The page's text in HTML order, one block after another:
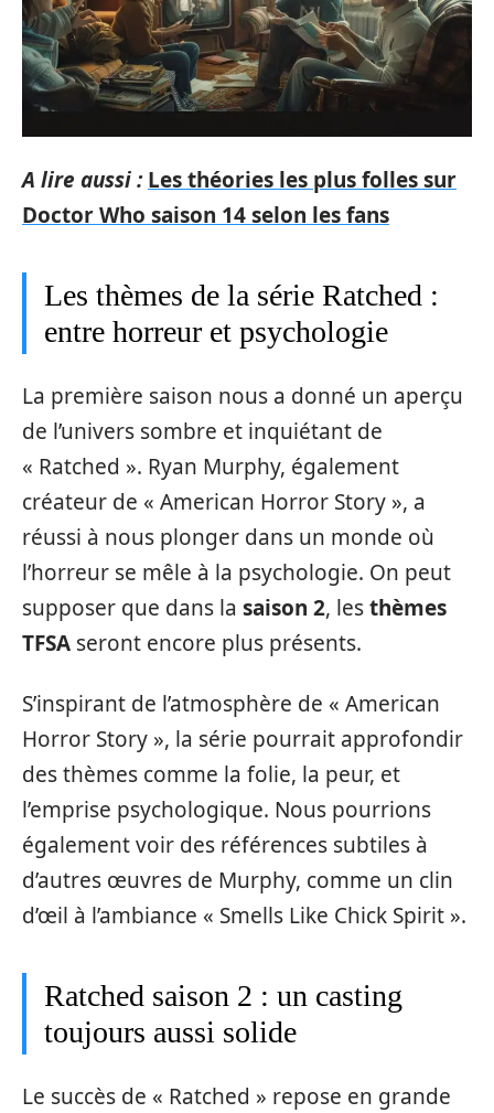
A lire aussi : Les théories les plus folles sur
Doctor Who saison 14 selon les fans
Les thèmes de la série Ratched :
entre horreur et psychologie
La première saison nous a donné un aperçu
de l’univers sombre et inquiétant de
« Ratched ». Ryan Murphy, également
créateur de « American Horror Story », a
réussi à nous plonger dans un monde où
l’horreur se mêle à la psychologie. On peut
supposer que dans la saison 2, lesthèmes
TFSA seront encore plus présents.
S’inspirant de l’atmosphère de « American
Horror Story », la série pourrait approfondir
des thèmes comme la folie, la peur, et
l’emprise psychologique. Nous pourrions
également voir des références subtiles à
d’autres œuvres de Murphy, comme un clin
d’œil à l’ambiance « Smells Like Chick Spirit ».
Ratched saison 2 : un casting
toujours aussi solide
Le succès de « Ratched » repose en grande